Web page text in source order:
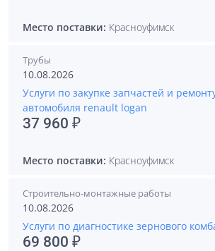
Место поставки: Красноуфимск
Трубы
10.08.2026
Услуги по закупке запчастей и
автомобиля renault logan
37 960 ₽
Место поставки: Красноуфимск
Строительно-монтажные работы
10.08.2026
Услуги по диагностике зернового
69 800 ₽